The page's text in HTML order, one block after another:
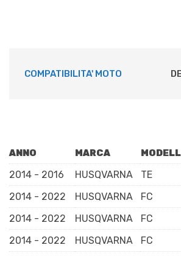
COMPATIBILITA' MOTO
ANNO MARCA
2014 - 2016 HUSQVARNA TE
2014 - 2022
HUSQVARNA FC
2014 - 2022
HUSQVARNA FC
2014 - 2022
HUSQVARNA FC